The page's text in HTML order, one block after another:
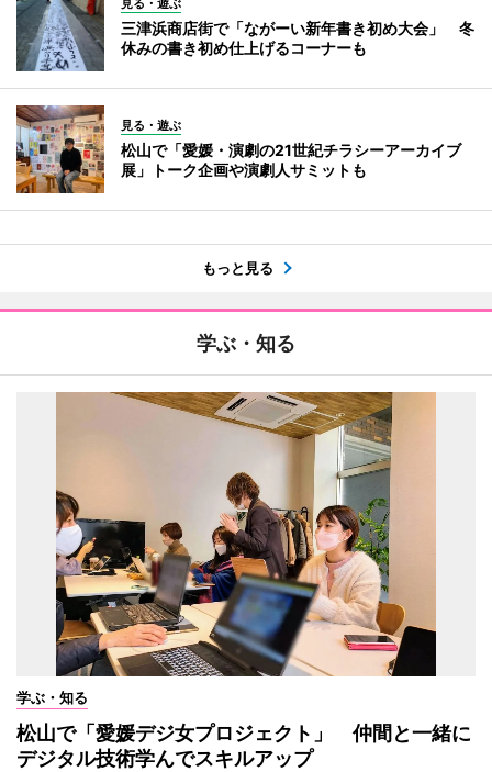
見る・遊ぶ
三津浜商店街で「ながーい新年書き初め大会」 冬
休みの書き初め仕上げるコーナーも
見る・遊ぶ
松山で「愛媛・演劇の21世紀チラシーアーカイブ
展」トーク企画や演劇人サミットも
もっと見る
学ぶ・知る
学ぶ・知る
松山で「愛媛デジ女プロジェクト」 仲間と一緒に
デジタル技術学んでスキルアップ